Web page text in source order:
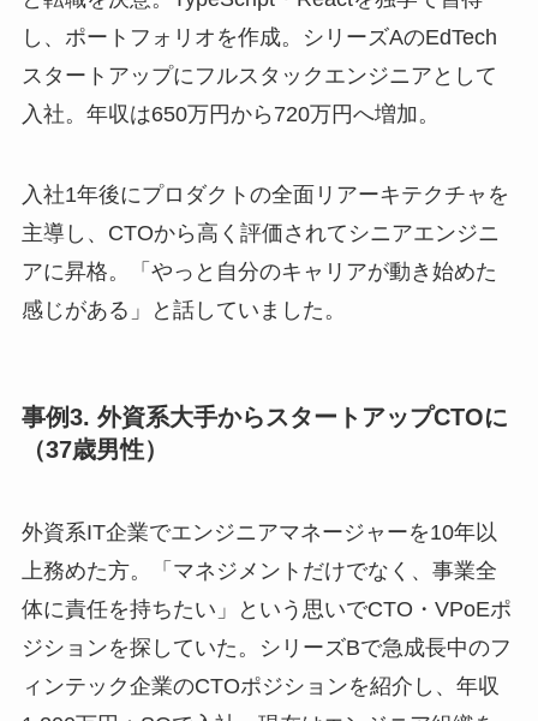
し、ポートフォリオを作成。シリーズAのEdTech
スタートアップにフルスタックエンジニアとして
入社。年収は650万円から720万円へ増加。
入社1年後にプロダクトの全面リアーキテクチャを
主導し、CTOから高く評価されてシニアエンジニ
アに昇格。「やっと自分のキャリアが動き始めた
感じがある」と話していました。
事例3. 外資系大手からスタートアップCTOに
（37歳男性）
外資系IT企業でエンジニアマネージャーを10年以
上務めた方。「マネジメントだけでなく、事業全
体に責任を持ちたい」という思いでCTO・VPoEポ
ジションを探していた。シリーズBで急成長中のフ
ィンテック企業のCTOポジションを紹介し、年収